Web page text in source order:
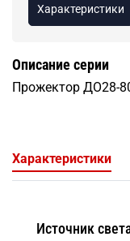
Характеристики
Описание серии
Прожектор ДО28-
Характеристики
Источник